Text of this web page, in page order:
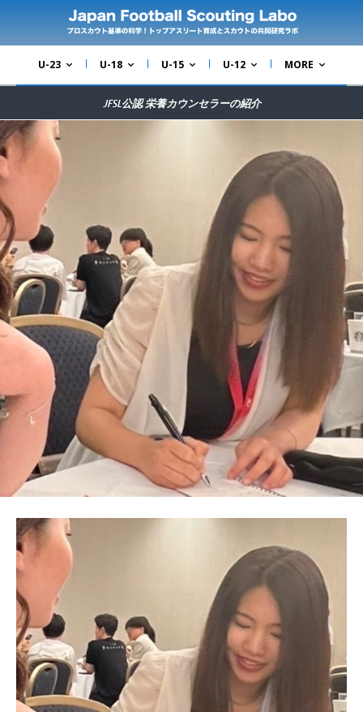
U-23 U-18 U-15 U-12 MORE
JFSL公認 栄養カウンセラーの紹介